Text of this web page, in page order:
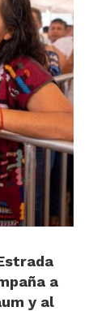
a
y al